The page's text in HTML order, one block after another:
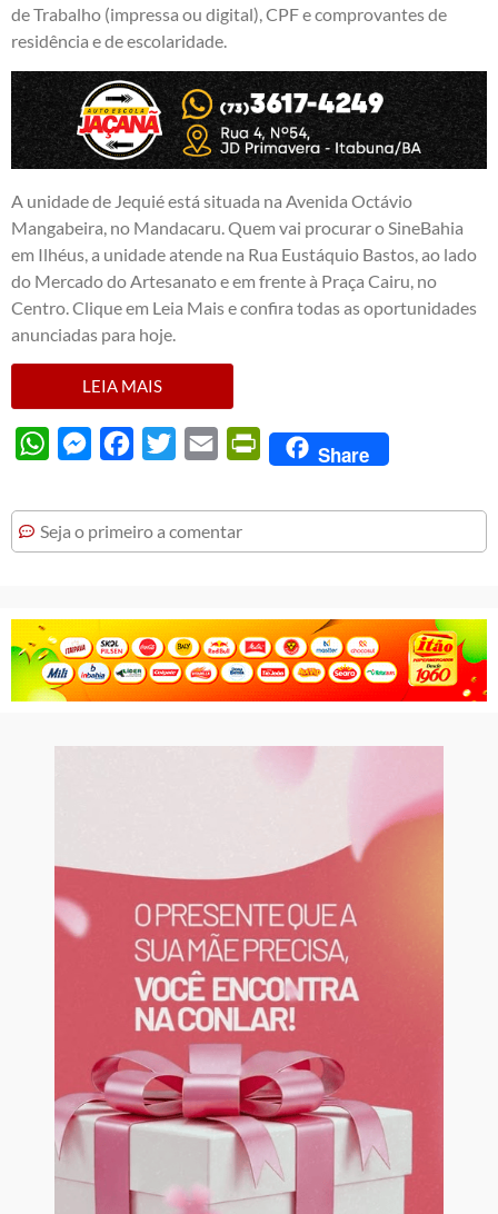
de Trabalho (impressa ou digital), CPF e comprovantes de
residência e de escolaridade.
A unidade de Jequié está situada na Avenida Octávio
Mangabeira, no Mandacaru. Quem vai procurar o SineBahia
em Ilhéus, a unidade atende na Rua Eustáquio Bastos, ao lado
do Mercado do Artesanato e em frente à Praça Cairu, no
Centro. Clique em Leia Mais e confira todas as oportunidades
anunciadas para hoje.
LEIA MAIS
WhatsAppMessengerFacebook
Twitter Email PrintFriendly
Share
Seja o primeiro a comentar